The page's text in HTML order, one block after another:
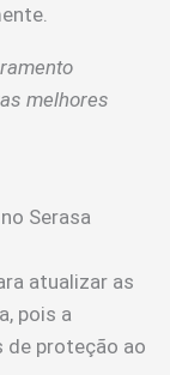
melhores
Serasa
atualizar as
pois a
de proteção ao